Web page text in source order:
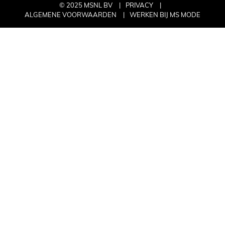
© 2025 MSNL BV
PRIVACY
ALGEMENE VOORWAARDEN
WERKEN BIJ MS MODE